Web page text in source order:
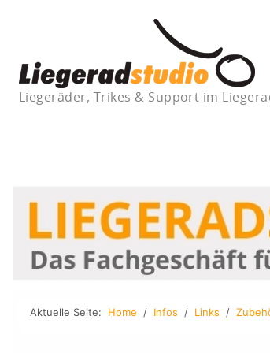
Liegeräder, Trikes & Support im
Aktuelle Seite: Home Infos Links